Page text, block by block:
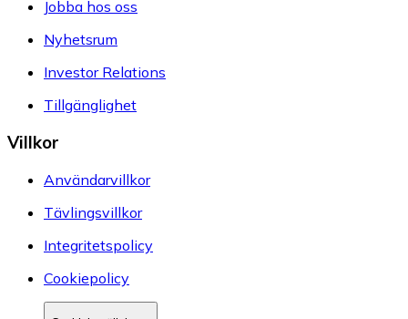
Jobba hos oss
Nyhetsrum
Investor Relations
Tillgänglighet
Villkor
Användarvillkor
Tävlingsvillkor
Integritetspolicy
Cookiepolicy